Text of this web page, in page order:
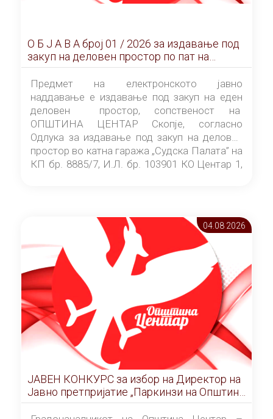
О Б Ј А В А брoj 01 / 2026 за издавање под
закуп на деловен простор по пат на
ЕЛЕКТРОНСКО ЈАВНО НАДДАВАЊЕ
Предмет на електронското јавно
наддавање е издавање под закуп на еден
деловен простор, сопственост на
ОПШТИНА ЦЕНТАР Скопје, согласно
Одлука за издавање под закуп на деловен
простор во катна гаража „Судска Палата” на
КП бр. 8885/7, И.Л. бр. 103901 КО Центар 1,
Скопје” број 9/2026), за времетраење од 3
(три) години од денот на потпишувањето на
Договорот за закуп со најповолниот
понудувач.
04.08 2026
ЈАВЕН КОНКУРС за избор на Директор на
Јавно претпријатие „Паркинзи на Општина
Центар“ – Скопје